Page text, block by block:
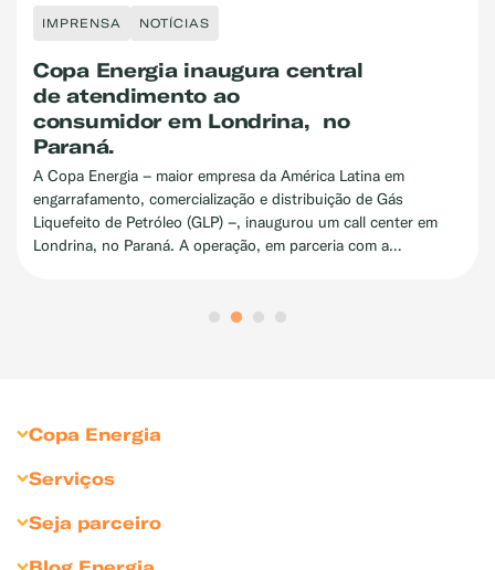
IMPRENSA NOTÍCIAS
Copa Energia inaugura central
de atendimento ao
consumidor em Londrina, no
Paraná.
A Copa Energia – maior empresa da América Latina em
engarrafamento, comercialização e distribuição de Gás
Liquefeito de Petróleo (GLP) –, inaugurou um call center em
Londrina, no Paraná. A operação, em parceria com a
colaboradores, reforçando o compromisso da Companhia em
Copa Energia
Liquigás
Compliance
Serviços
Seja parceiro